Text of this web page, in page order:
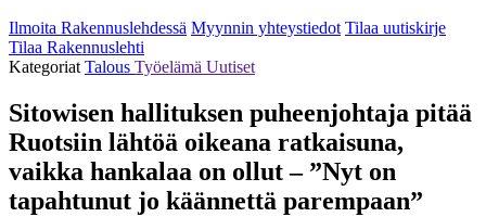
Ilmoita Rakennuslehdessä Myynnin yhteystiedot Tilaa uutiskirje
Tilaa Rakennuslehti
KategoriatTalous Työelämä Uutiset
Sitowisen hallituksen puheenjohtaja pitää
Ruotsiin lähtöä oikeana ratkaisuna,
vaikka hankalaa on ollut – ”Nyt on
tapahtunut jo käännettä parempaan”